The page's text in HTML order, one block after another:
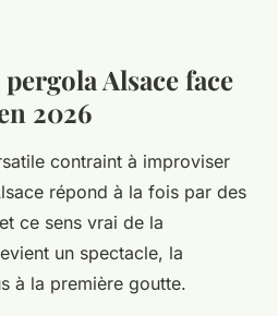
Alsace face
2026
contraint à improviser
répond à la fois par des
ce sens vrai de la
un spectacle, la
à la première goutte.